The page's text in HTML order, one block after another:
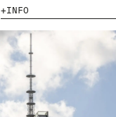
INFO
POLÍTICA DE COOKIES
POLÍTICA DE
CANAL ÉTICO
CRÉDITOS